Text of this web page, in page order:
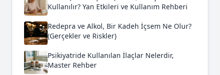
Kullanılır? Yan Etkileri ve Kullanım Rehberi
Redepra ve Alkol, Bir Kadeh İçsem Ne Olur?
(Gerçekler ve Riskler)
Psikiyatride Kullanılan İlaçlar Nelerdir,
Master Rehber